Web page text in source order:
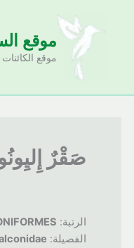
موقع
موقع
صَقْرٌ
الرتبة:
الفصيلة: